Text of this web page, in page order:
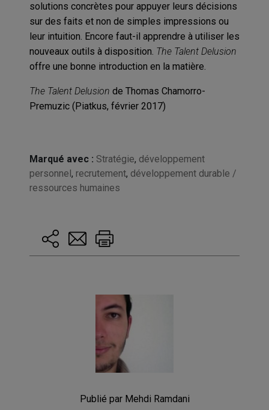
solutions concrètes pour appuyer leurs décisions
sur des faits et non de simples impressions ou
leur intuition. Encore faut-il apprendre à utiliser les
nouveaux outils à disposition. The Talent Delusion
offre une bonne introduction en la matière.
The Talent Delusion de Thomas Chamorro-
Premuzic (Piatkus, février 2017)
Marqué avec : Stratégie, développement
personnel, recrutement, développement durable /
ressources humaines
Publié par Mehdi Ramdani